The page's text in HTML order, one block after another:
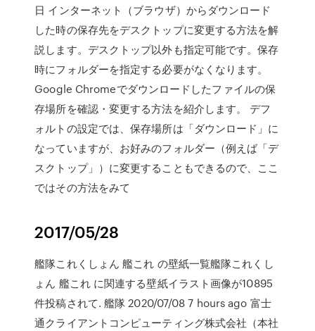
日 インターネット（ブラウザ）からダウンロード
した時の保存先をデスクトップに変更する方法を解
説します。デスクトップ以外も指定可能です。保存
時にフォルダーを指定する必要がなくなります。
Google Chromeでダウンロードしたファイルの保
存場所を確認・変更する方法を紹介します。 デフ
ォルトの設定では、保存場所は「ダウンロード」に
なっていますが、お好みのフォルダー（例えば「デ
スクトップ」）に変更することもできるので、ここ
ではその方法をみて
2017/05/28
艦隊これくしょん 艦これ の壁紙一覧艦隊これくし
ょん 艦これ に関連する壁紙イラスト画像が10895
件投稿されて. 艦隊 2020/07/08 7 hours ago 富士
通クライアントコンピューティング株式会社（本社